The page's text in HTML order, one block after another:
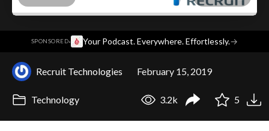
SPONSORED· Your Podcast. Everywhere. Effortlessly.→
Recruit Technologies February 15, 2019
Technology 3.2k 5